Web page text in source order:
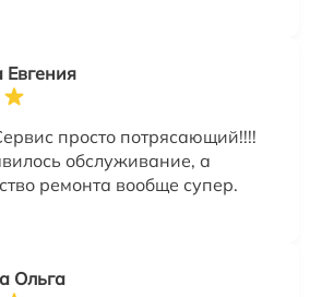
просто потрясающий!!!!
обслуживание, а
ремонта вообще супер.
Ольга